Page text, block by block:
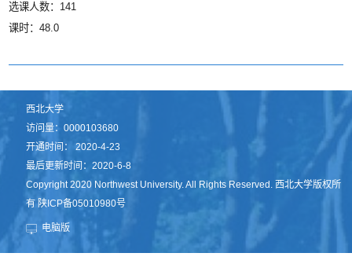
选课人数：141
课时：48.0
西北大学
访问量：0000103680
开通时间：2020-4-23
最后更新时间：2020-6-8
Copyright 2020 Northwest University. All Rights Reserved. 西北大学版权所
有 陕ICP备05010980号
电脑版